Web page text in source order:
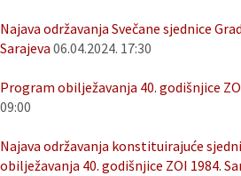
Najava održavanja Svečane sjednice
Sarajeva 06.04.2024. 17:30
Program obilježavanja 40. godišnjice
09:00
Najava održavanja konstituirajuće
obilježavanja 40. godišnjice ZOI 1984.